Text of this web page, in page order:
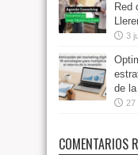
Red
3
de
27
COMENTARIOS